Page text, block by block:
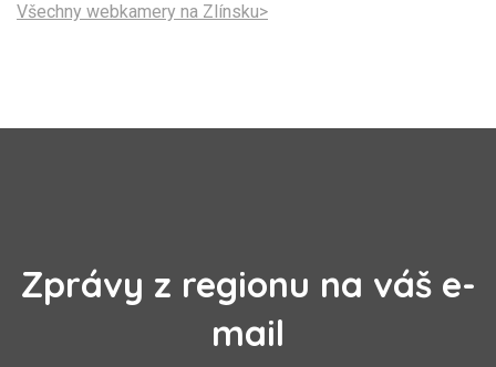
Všechny webkamery na Zlínsku>
Zprávy z regionu na váš e-
mail